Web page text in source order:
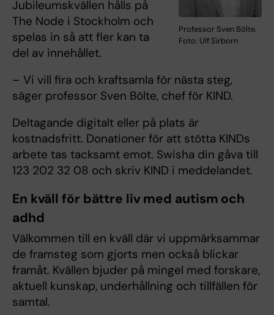
Professor Sven Bölte.
Foto: Ulf Sirborn
Jubileumskvällen hålls på
The Node i Stockholm och
spelas in så att fler kan ta
del av innehållet.
– Vi vill fira och kraftsamla för nästa steg,
säger professor Sven Bölte, chef för KIND.
Deltagande digitalt eller på plats är
kostnadsfritt. Donationer för att stötta KINDs
arbete tas tacksamt emot. Swisha din gåva till
123 202 32 08 och skriv KIND i meddelandet.
En kväll för bättre liv med autism och
adhd
Välkommen till en kväll där vi uppmärksammar
de framsteg som gjorts men också blickar
framåt. Kvällen bjuder på mingel med forskare,
aktuell kunskap, underhållning och tillfällen för
samtal.